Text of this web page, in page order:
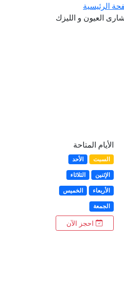
الرئيسية
العيون و الليزك
الأيام المتاحة
السبت
الأحد
الإثنين
الثلاثاء
الأربعاء
الخميس
الجمعة
احجز الآن